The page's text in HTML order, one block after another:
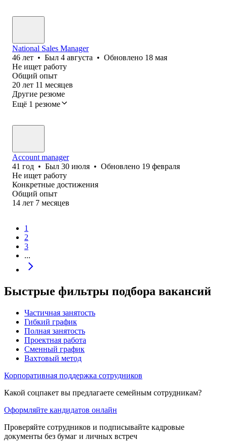
National Sales Manager
46 лет • Был 4 августа • Обновлено 18 мая
Не ищет работу
Общий опыт
20 лет 11 месяцев
Другие резюме
Ещё 1 резюме
Account manager
41 год • Был 30 июля • Обновлено 19 февраля
Не ищет работу
Конкретные достижения
Общий опыт
14 лет 7 месяцев
1
2
3
...
Быстрые фильтры подбора вакансий
Частичная занятость
Гибкий график
Полная занятость
Проектная работа
Сменный график
Вахтовый метод
Корпоративная поддержка сотрудников
Какой соцпакет вы предлагаете семейным сотрудникам?
Оформляйте кандидатов онлайн
Проверяйте сотрудников и подписывайте кадровые
документы без бумаг и личных встреч